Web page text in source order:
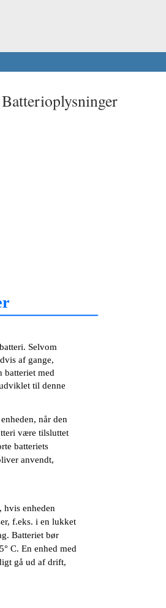
Selvom
af gange,
batteriet med
til denne
når den
være tilsluttet
batteriets
anvendt,
hvis enheden
f.eks. i en lukket
Batteriet bør
C. En enhed med
gå ud af drift,